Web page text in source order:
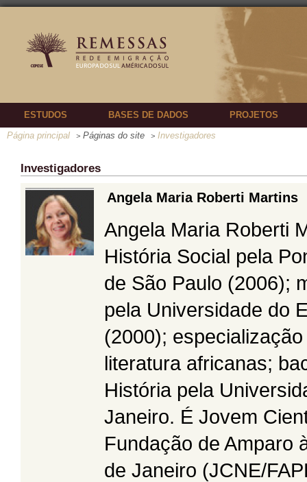
ESTUDOS BASES DE DADOS
PROJETOS
Página principal
> Páginas do site > Investigadores
Investigadores
Angela Maria Roberti Martins
Angela Maria Roberti
História Social pela
de São Paulo (2006);
pela Universidade do
(2000);
literatura africanas;
História pela
Janeiro. É Jovem
Fundação de Amparo
de Janeiro (JCNE/